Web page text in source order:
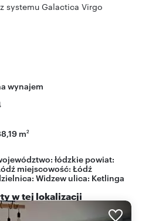
systemu Galactica Virgo
wynajem
m2
łódzkie powiat:
miejscowość: Łódź
Widzew ulica: Ketlinga
w tej lokalizacji